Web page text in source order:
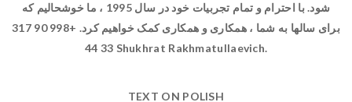
شود. با احترام و تمام تجربیات خود در سال 1995 ، ما خوشحالیم که
برای سالها به شما ، همکاری و همکاری کمک خواهیم کرد. +998 90 317
33 44 Shukhrat Rakhmatullaevich.
TEXT ON POLISH